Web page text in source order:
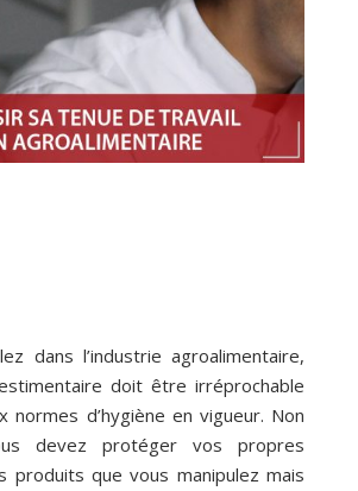
dans l’industrie agroalimentaire,
doit être irréprochable
normes d’hygiène en vigueur. Non
devez protéger vos propres
produits que vous manipulez mais